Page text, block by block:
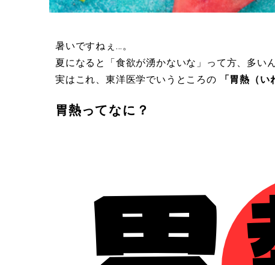
暑いですねぇ…。
夏になると「食欲が湧かないな」って方、多い
実はこれ、東洋医学でいうところの
「胃熱（い
胃熱ってなに？